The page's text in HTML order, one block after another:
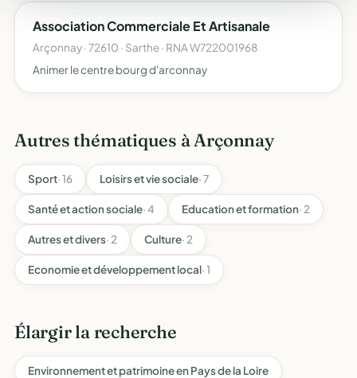
Association Commerciale Et Artisanale
Arçonnay · 72610 · Sarthe · RNA W722001968
Animer le centre bourg d'arconnay
Autres thématiques à Arçonnay
Sport· 16 Loisirs et vie sociale· 7
Santé et action sociale· 4 Education et formation· 2
Autres et divers· 2 Culture· 2
Economie et développement local· 1
Élargir la recherche
Environnement et patrimoine en Pays de la Loire